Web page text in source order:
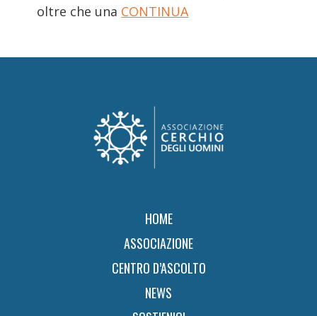
oltre che una CONTINUA
HOME
ASSOCIAZIONE
CENTRO D’ASCOLTO
NEWS